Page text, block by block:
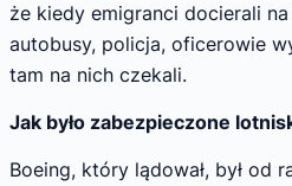
że kiedy emigranci docierali
autobusy, policja, oficerowie
tam na nich czekali.
Jak było zabezpieczone
Boeing, który lądował, był od